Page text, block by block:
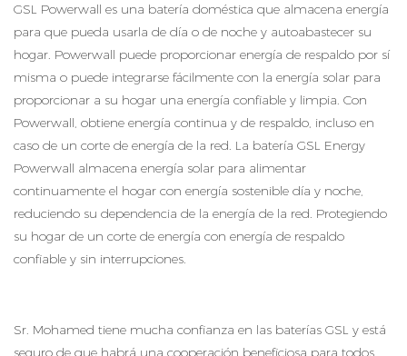
GSL Powerwall es una batería doméstica que almacena energía
para que pueda usarla de día o de noche y autoabastecer su
hogar. Powerwall puede proporcionar energía de respaldo por sí
misma o puede integrarse fácilmente con la energía solar para
proporcionar a su hogar una energía confiable y limpia. Con
Powerwall, obtiene energía continua y de respaldo, incluso en
caso de un corte de energía de la red. La batería GSL Energy
Powerwall almacena energía solar para alimentar
continuamente el hogar con energía sostenible día y noche,
reduciendo su dependencia de la energía de la red. Protegiendo
su hogar de un corte de energía con energía de respaldo
confiable y sin interrupciones.
Sr. Mohamed tiene mucha confianza en las baterías GSL y está
seguro de que habrá una cooperación beneficiosa para todos.